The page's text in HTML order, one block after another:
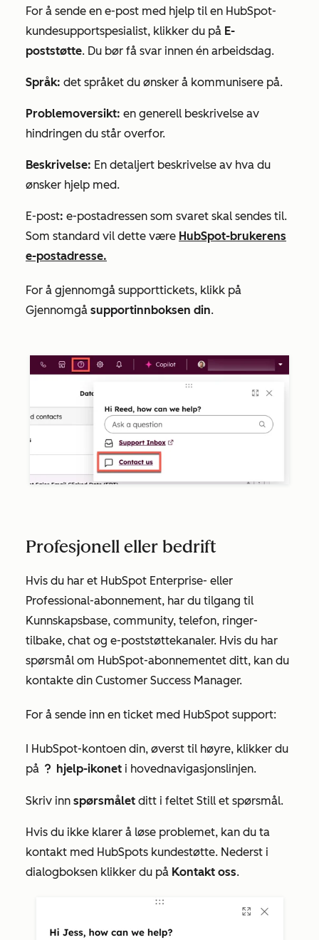
For å sende en e-post med hjelp til en HubSpot-
kundesupportspesialist, klikker du på E-
poststøtte. Du bør få svar innen én arbeidsdag.
Språk: det språket du ønsker å kommunisere på.
Problemoversikt: en generell beskrivelse av
hindringen du står overfor.
Beskrivelse: En detaljert beskrivelse av hva du
ønsker hjelp med.
E-post: e-postadressen som svaret skal sendes til.
Som standard vil dette være HubSpot-brukerens
e-postadresse.
For å gjennomgå supporttickets, klikk på
Gjennomgå supportinnboksen din.
Profesjonell eller bedrift
Hvis du har et HubSpot Enterprise- eller
Professional-abonnement, har du tilgang til
Kunnskapsbase, community, telefon, ringer-
tilbake, chat og e-poststøttekanaler. Hvis du har
spørsmål om HubSpot-abonnementet ditt, kan du
kontakte din Customer Success Manager.
For å sende inn en ticket med HubSpot support:
I HubSpot-kontoen din, øverst til høyre, klikker du
på question hjelp-ikonet i hovednavigasjonslinjen.
Skriv inn spørsmålet ditt i feltet Still et spørsmål.
Hvis du ikke klarer å løse problemet, kan du ta
kontakt med HubSpots kundestøtte. Nederst i
dialogboksen klikker du på Kontakt oss.